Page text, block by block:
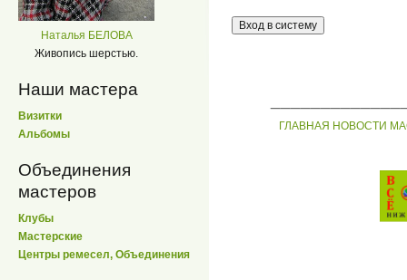
Наталья БЕЛОВА
Живопись шерстью.
Наши мастера
Визитки
Альбомы
Объединения
мастеров
Клубы
Мастерские
Центры ремесел, Объединения
ГЛАВНАЯ НОВОСТИ